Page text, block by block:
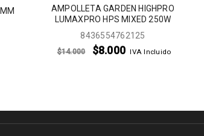
AMPOLLETA GARDEN HIGHPRO
LUMAXPRO HPS MIXED 250W
8436554762125
$14.000 $8.000 IVA Incluido